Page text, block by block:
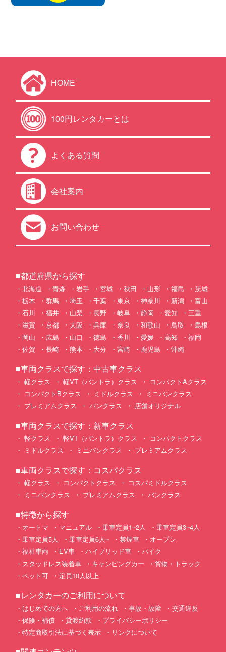
HOME
100円レンタカーとは
よくある質問
会社案内
お問い合わせ
■都道府県から探す
北海道 青森 岩手 宮城 秋田 山形 福島
茨城
栃木
群馬 埼玉 千葉 東京 神奈川 新潟
富山
石川
福井 山梨 長野 岐阜 静岡 愛知
三重
滋賀
京都 大阪 兵庫 奈良 和歌山 鳥取
島根
岡山
広島 山口 徳島 香川 愛媛 高知
福岡
佐賀
長崎 熊本 大分 宮崎 鹿児島 沖縄
■車両クラスで探す：中古車クラス
軽クラス 軽VT（バントラ）クラス
コンパクトAクラス
コンパクトBクラス
ミドルクラス
ミニバンクラス
プレミアムクラス
バンクラス 店舗オリジナル
■車両クラスで探す：新車クラス
軽クラス 軽VT（バントラ）クラス
コンパクトクラス
ミドルクラス
ミニバンクラス プレミアムクラス
■車両クラスで探す：コスパクラス
軽クラス コンパクトクラス
コスパミドルクラス
ミニバンクラス
プレミアムクラス バンクラス
■特徴から探す
オートマ マニュアル 乗車定員1~2人
乗車定員3~4人
乗車定員5人
乗車定員6人~ 禁煙車
オープン
福祉車両
EV車 ハイブリッド車
バイク
スタッドレス装着車
キャンピングカー
貨物・トラック
ペット可
定員10人以上
■レンタカーのご利用について
はじめての方へ ご利用の流れ 事故・故障
交通違反
保険・補償
貸渡約款
プライバシーポリシー
特定商取引法に基づく表示
リンクについて